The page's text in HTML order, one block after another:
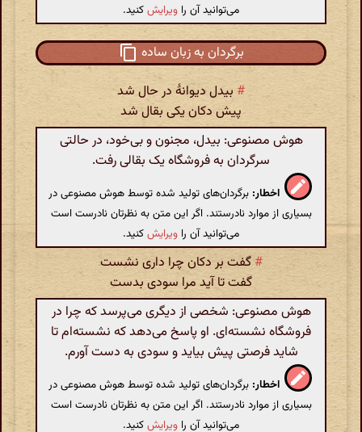
می‌توانید آن را ویرایشکنید.
برگردان به زبان ساده
# بیدل دیوانهٔ در حال شد
پیش دکان یکی بقال شد
هوش مصنوعی: بیدل، مجنون و بی‌خود، در حالتی
سرگردان به فروشگاه یک بقالی رفت.
اخطار: برگردان‌های تولید شده توسط هوش مصنوعی در
بسیاری از موارد نادرستند. اگر این متن به نظرتان نادرست است
می‌توانید آن را ویرایشکنید.
# گفت بر دکان چرا داری نشست
گفت تا آید مرا سودی بدست
هوش مصنوعی: شخصی از دیگری می‌پرسد که چرا در
فروشگاه نشسته‌ای. او پاسخ می‌دهد که نشسته‌ام تا
شاید فرصتی پیش بیاید و سودی به دست آورم.
اخطار: برگردان‌های تولید شده توسط هوش مصنوعی در
بسیاری از موارد نادرستند. اگر این متن به نظرتان نادرست است
می‌توانید آن را ویرایشکنید.